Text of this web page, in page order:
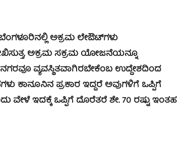
ಅಕ್ರಮ ಲೇಔಟ್‍ಗಳು
ಅಕ್ರಮ ಸಕ್ರಮ ಯೋಜನೆಯನ್ನೂ
ವ್ಯವಸ್ಥಿತವಾಗಿರಬೇಕೆಂಬ ಉದ್ದೇಶದಿಂದ
ಕಾನೂನಿನ ಪ್ರಕಾರ ಇದ್ದರೆ ಅವುಗಳಿಗೆ ಒಪ್ಪಿಗೆ
ಇದಕ್ಕೆ ಒಪ್ಪಿಗೆ ದೊರೆತರೆ ಶೇ. 70 ರಷ್ಟು ಇಂತಹ